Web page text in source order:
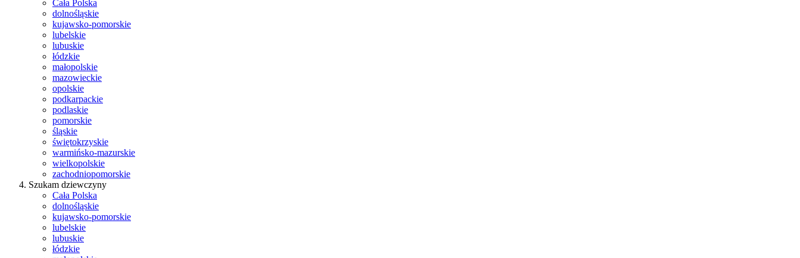
Cała Polska
dolnośląskie
kujawsko-pomorskie
lubelskie
lubuskie
łódzkie
małopolskie
mazowieckie
opolskie
podkarpackie
podlaskie
pomorskie
śląskie
świętokrzyskie
warmińsko-mazurskie
wielkopolskie
zachodniopomorskie
Szukam dziewczyny
Cała Polska
dolnośląskie
kujawsko-pomorskie
lubelskie
lubuskie
łódzkie